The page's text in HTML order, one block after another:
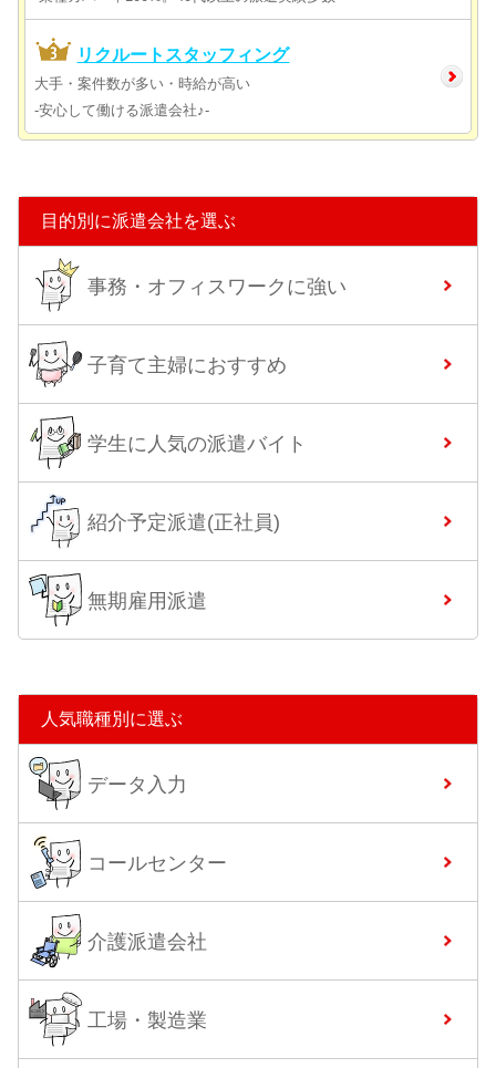
リクルートスタッフィング
大手・案件数が多い・時給が高い
-安心して働ける派遣会社♪-
目的別に派遣会社を選ぶ
事務・オフィスワークに強い
子育て主婦におすすめ
学生に人気の派遣バイト
紹介予定派遣(正社員)
無期雇用派遣
人気職種別に選ぶ
データ入力
コールセンター
介護派遣会社
工場・製造業